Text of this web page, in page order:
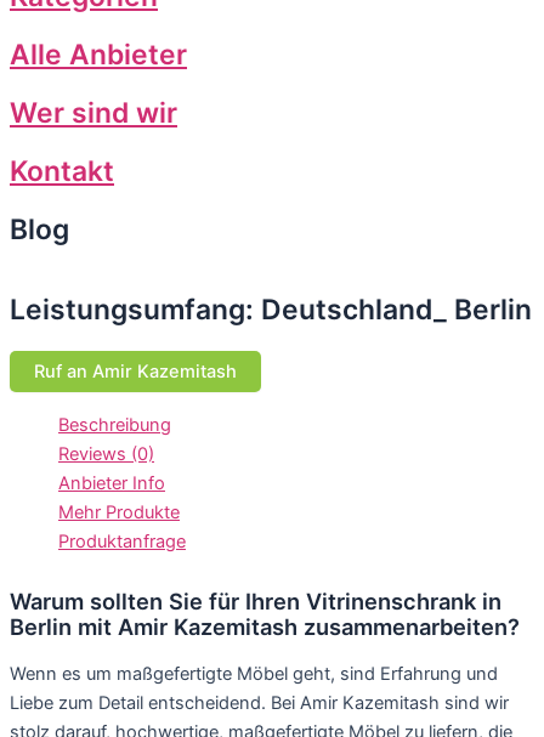
Alle Anbieter
Wer sind wir
Kontakt
Blog
Leistungsumfang: Deutschland_ Berlin
Ruf an Amir Kazemitash
Beschreibung
Reviews (0)
Anbieter Info
Mehr Produkte
Produktanfrage
Warum sollten Sie für Ihren Vitrinenschrank in
Berlin mit Amir Kazemitash zusammenarbeiten?
Wenn es um maßgefertigte Möbel geht, sind Erfahrung und
Liebe zum Detail entscheidend. Bei Amir Kazemitash sind wir
stolz darauf, hochwertige, maßgefertigte Möbel zu liefern, die